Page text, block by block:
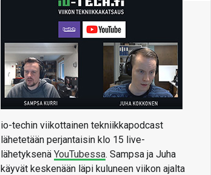
io-techin viikottainen tekniikkapodcast
lähetetään perjantaisin klo 15 live-
lähetyksenä YouTubessa. Sampsa ja Juha
käyvät keskenään läpi kuluneen viikon ajalta